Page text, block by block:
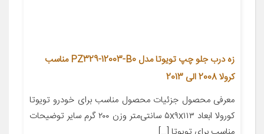
زه درب جلو چپ تویوتا مدل PZ329-12003-B0 مناسب
کرولا 2008 الی 2013
معرفی محصول جزئیات محصول مناسب برای خودرو تویوتا
کورولا ابعاد ۵x۹x۱۱۳ سانتی‌متر وزن ۲۰۰ گرم سایر توضیحات